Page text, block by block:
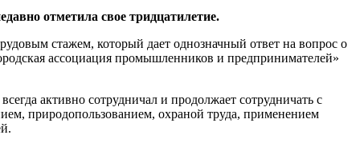
отметила свое тридцатилетие.
стажем, который дает однозначный ответ на вопрос о
ассоциация промышленников и предпринимателей»
активно сотрудничал и продолжает сотрудничать с
природопользованием, охраной труда, применением